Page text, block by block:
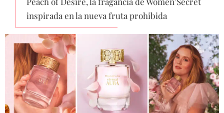
inspirada en la nueva fruta prohibida